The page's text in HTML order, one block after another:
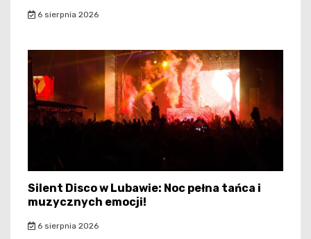
6 sierpnia 2026
Silent Disco w Lubawie: Noc pełna tańca i
muzycznych emocji!
6 sierpnia 2026